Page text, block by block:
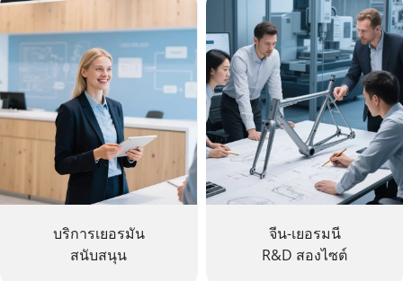
บริการเยอรมัน
สนับสนุน
จีน-เยอรมนี
R&D สองไซต์